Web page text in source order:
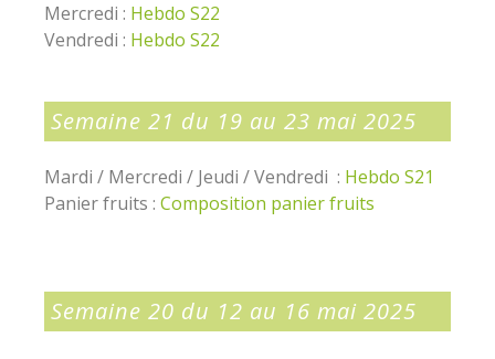
Mercredi : Hebdo S22
Vendredi : Hebdo S22
Semaine 21 du 19 au 23 mai 2025
Mardi / Mercredi / Jeudi / Vendredi : Hebdo S21
Panier fruits : Composition panier fruits
Semaine 20 du 12 au 16 mai 2025